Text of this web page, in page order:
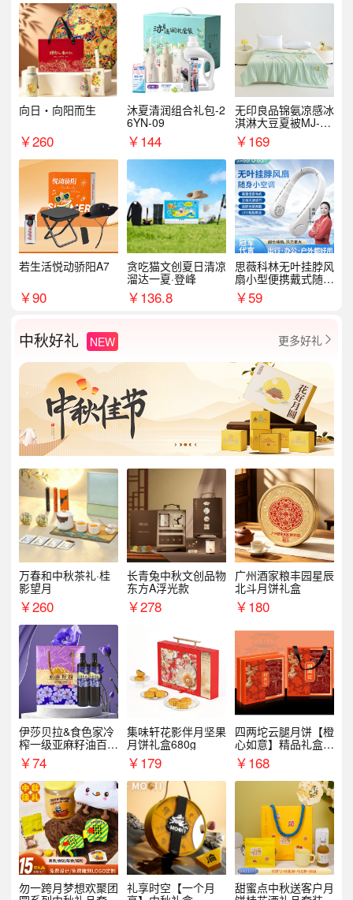
向日・向阳而生
￥260
沐夏清润组合礼包-2
6YN-09
￥144
无印良品锦氨凉感冰
淇淋大豆夏被MJ-B2
025-0193
￥169
若生活悦动骄阳A7
￥90
贪吃猫文创夏日清凉
溜达一夏·登峰
￥136.8
思薇科林无叶挂脖风
扇小型便携戴式随身
挂脖子降温神器
￥59
中秋好礼 NEW 更多好礼 
万春和中秋茶礼·桂
影望月
￥260
长青兔中秋文创品物
东方A浮光款
￥278
广州酒家粮丰园星辰
北斗月饼礼盒
￥180
伊莎贝拉&食色家冷
榨一级亚麻籽油百紫
千红500ml*2礼盒
￥74
集味轩花影伴月坚果
月饼礼盒680g
￥179
四两坨云腿月饼【橙
心如意】精品礼盒4
50g/盒
￥168
勿一跨月梦想欢聚团 礼享时空【一个月
甜蜜点中秋送客户月